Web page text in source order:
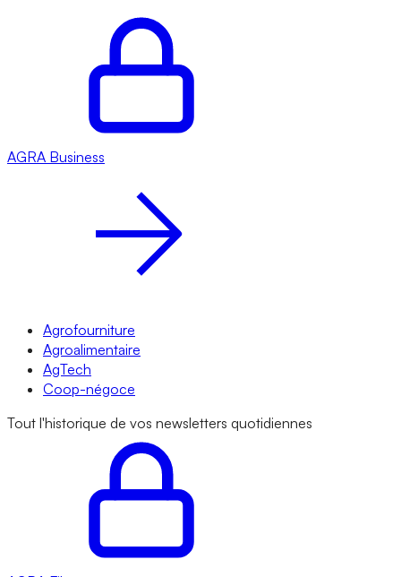
AGRA Business
Agrofourniture
Agroalimentaire
AgTech
Coop-négoce
Tout l'historique de vos newsletters quotidiennes